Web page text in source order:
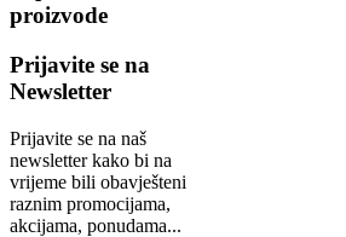
proizvode
Prijavite se na
Newsletter
Prijavite se na naš
newsletter kako bi na
vrijeme bili obavješteni
raznim promocijama,
akcijama, ponudama...